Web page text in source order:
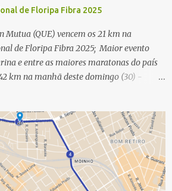
de Floripa Fibra 2025
Mutua (QUE) vencem os 21 km na
de Floripa Fibra 2025; Maior evento
e entre as maiores maratonas do país
km na manhã deste domingo (30) -
deste sábado (30) foram conhecidos
maior evento esportivo de Santa
Ladeira e o queniano Wilson Mutua
meia maratona, ambos com a quebra de
(31) será a vez da prova principal,